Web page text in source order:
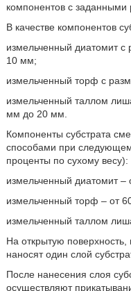
компонентов с заданными
В качестве компонентов
измельченный диатомит
10 мм;
измельченный торф с
измельченный таллом
мм до 20 мм.
Компоненты субстрата
способами при
проценты по сухому весу):
измельченный диатомит –
измельченный торф – от
измельченный таллом
На открытую
наносят один слой
После нанесения слоя
осуществляют